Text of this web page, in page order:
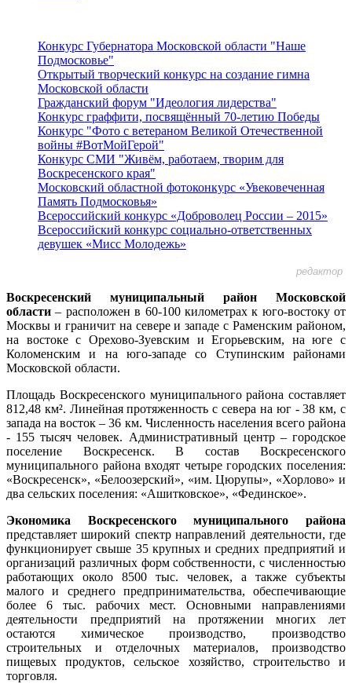
Конкурс Губернатора Московской области "Наше
Подмосковье"
Открытый творческий конкурс на создание гимна
Московской области
Гражданский форум "Идеология лидерства"
Конкурс граффити, посвящённый 70-летию Победы
Конкурс "Фото с ветераном Великой Отечественной
войны #ВотМойГерой"
Конкурс СМИ "Живём, работаем, творим для
Воскресенского края"
Московский областной фотоконкурс «Увековеченная
Память Подмосковья»
Всероссийский конкурс «Доброволец России – 2015»
Всероссийский конкурс социально-ответственных
девушек «Мисс Молодежь»
редактор
Воскресенский муниципальный район Московской
области – расположен в 60-100 километрах к юго-востоку от
Москвы и граничит на севере и западе с Раменским районом,
на востоке с Орехово-Зуевским и Егорьевским, на юге с
Коломенским и на юго-западе со Ступинским районами
Московской области.
Площадь Воскресенского муниципального района составляет
812,48 км². Линейная протяженность с севера на юг - 38 км, с
запада на восток – 36 км. Численность населения всего района
- 155 тысяч человек. Административный центр – городское
поселение Воскресенск. В состав Воскресенского
муниципального района входят четыре городских поселения:
«Воскресенск», «Белоозерский», «им. Цюрупы», «Хорлово» и
два сельских поселения: «Ашитковское», «Фединское».
Экономика Воскресенского муниципального района
представляет широкий спектр направлений деятельности, где
функционирует свыше 35 крупных и средних предприятий и
организаций различных форм собственности, с численностью
работающих около 8500 тыс. человек, а также субъекты
малого и среднего предпринимательства, обеспечивающие
более 6 тыс. рабочих мест. Основными направлениями
деятельности предприятий на протяжении многих лет
остаются химическое производство, производство
строительных и отделочных материалов, производство
пищевых продуктов, сельское хозяйство, строительство и
торговля.